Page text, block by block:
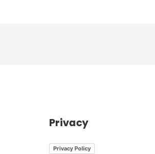
Privacy
Privacy Policy